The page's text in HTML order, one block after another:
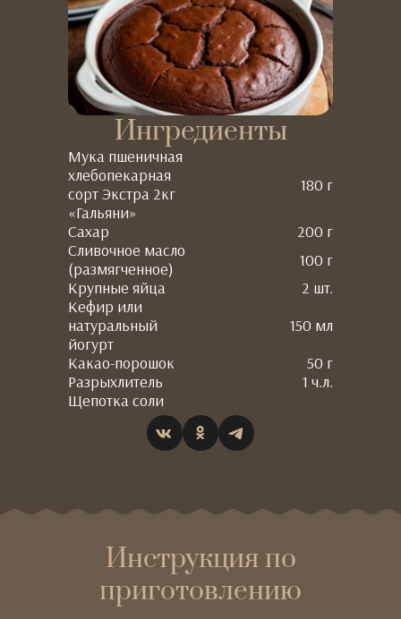
Ингредиенты
Мука пшеничная
хлебопекарная
сорт Экстра 2кг
«Гальяни»
180 г
Сахар
200 г
Сливочное масло
(размягченное)
100 г
Крупные яйца
2 шт.
Кефир или
натуральный
йогурт
150 мл
Какао-порошок
50 г
Разрыхлитель
1 ч.л.
Щепотка соли
Инструкция по
приготовлению